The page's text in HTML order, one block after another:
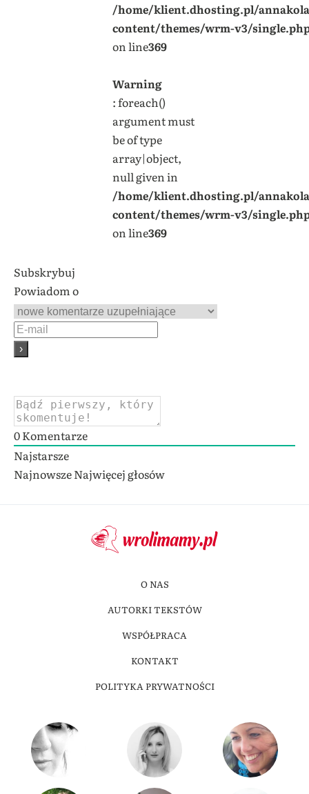
/home/klient.dhosting.pl/
content/themes/wrm-v3/
on line369
Warning
: foreach()
argument must
be of type
array|object,
null given in
/home/klient.dhosting.pl/
content/themes/wrm-v3/
on line369
Subskrybuj
Powiadom o
0Komentarze
Najstarsze
NajnowszeNajwięcej głosów
O NAS
AUTORKI TEKSTÓW
WSPÓŁPRACA
KONTAKT
POLITYKA PRYWATNOŚCI